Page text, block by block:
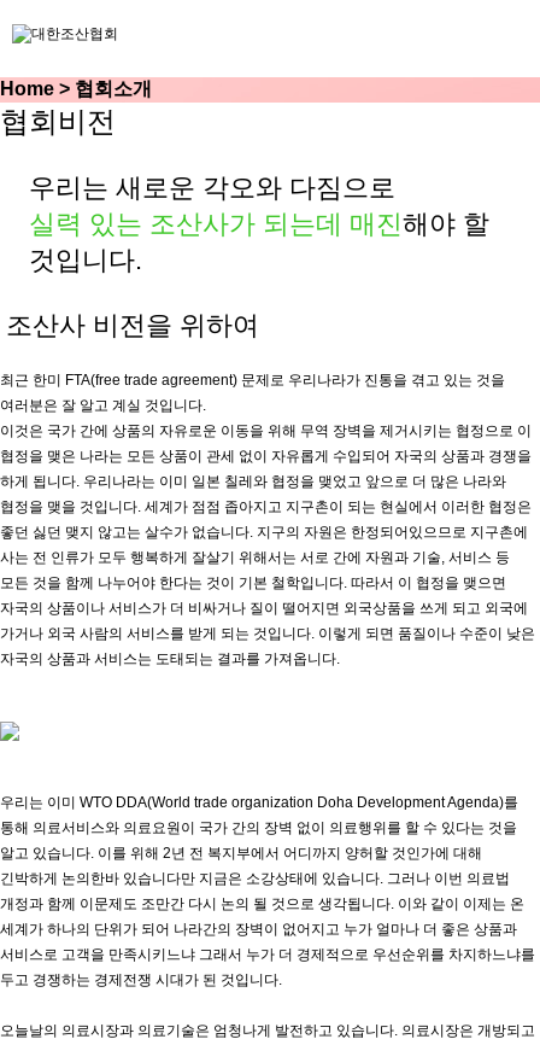
Home > 협회소개
협회비전
우리는 새로운 각오와 다짐으로
실력 있는 조산사가 되는데 매진해야 할
것입니다.
조산사 비전을 위하여
최근 한미 FTA(free trade agreement) 문제로 우리나라가 진통을 겪고 있는 것을
여러분은 잘 알고 계실 것입니다.
이것은 국가 간에 상품의 자유로운 이동을 위해 무역 장벽을 제거시키는 협정으로 이
협정을 맺은 나라는 모든 상품이 관세 없이 자유롭게 수입되어 자국의 상품과 경쟁을
하게 됩니다. 우리나라는 이미 일본 칠레와 협정을 맺었고 앞으로 더 많은 나라와
협정을 맺을 것입니다. 세계가 점점 좁아지고 지구촌이 되는 현실에서 이러한 협정은
좋던 싫던 맺지 않고는 살수가 없습니다. 지구의 자원은 한정되어있으므로 지구촌에
사는 전 인류가 모두 행복하게 잘살기 위해서는 서로 간에 자원과 기술, 서비스 등
모든 것을 함께 나누어야 한다는 것이 기본 철학입니다. 따라서 이 협정을 맺으면
자국의 상품이나 서비스가 더 비싸거나 질이 떨어지면 외국상품을 쓰게 되고 외국에
가거나 외국 사람의 서비스를 받게 되는 것입니다. 이렇게 되면 품질이나 수준이 낮은
자국의 상품과 서비스는 도태되는 결과를 가져옵니다.
우리는 이미 WTO DDA(World trade organization Doha Development Agenda)를
통해 의료서비스와 의료요원이 국가 간의 장벽 없이 의료행위를 할 수 있다는 것을
알고 있습니다. 이를 위해 2년 전 복지부에서 어디까지 양허할 것인가에 대해
긴박하게 논의한바 있습니다만 지금은 소강상태에 있습니다. 그러나 이번 의료법
개정과 함께 이문제도 조만간 다시 논의 될 것으로 생각됩니다. 이와 같이 이제는 온
세계가 하나의 단위가 되어 나라간의 장벽이 없어지고 누가 얼마나 더 좋은 상품과
서비스로 고객을 만족시키느냐 그래서 누가 더 경제적으로 우선순위를 차지하느냐를
두고 경쟁하는 경제전쟁 시대가 된 것입니다.
오늘날의 의료시장과 의료기술은 엄청나게 발전하고 있습니다. 의료시장은 개방되고